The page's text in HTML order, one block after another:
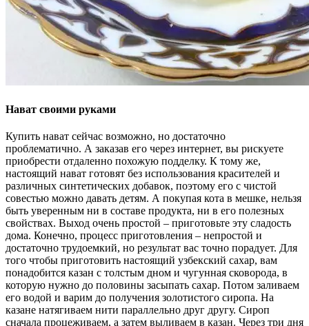
Нават своими руками
Купить нават сейчас возможно, но достаточно
проблематично. А заказав его через интернет, вы рискуете
приобрести отдаленно похожую подделку. К тому же,
настоящий нават готовят без использования красителей и
различных синтетических добавок, поэтому его с чистой
совестью можно давать детям. А покупая кота в мешке, нельзя
быть уверенным ни в составе продукта, ни в его полезных
свойствах. Выход очень простой – приготовьте эту сладость
дома. Конечно, процесс приготовления – непростой и
достаточно трудоемкий, но результат вас точно порадует. Для
того чтобы приготовить настоящий узбекский сахар, вам
понадобится казан с толстым дном и чугунная сковорода, в
которую нужно до половины засыпать сахар. Потом заливаем
его водой и варим до получения золотистого сиропа. На
казане натягиваем нити параллельно друг другу. Сироп
сначала процеживаем, а затем выливаем в казан. Через три дня